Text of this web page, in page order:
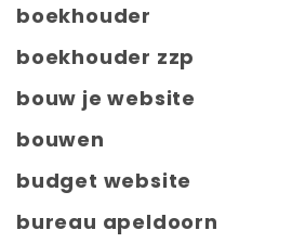
boekhouder
boekhouder zzp
bouw je website
bouwen
budget website
bureau apeldoorn